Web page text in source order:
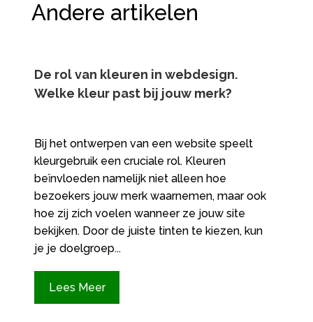
Andere artikelen
De rol van kleuren in webdesign.​
Welke kleur past bij jouw merk?
Bij het ontwerpen van een website speelt
kleurgebruik een cruciale rol.​ Kleuren
beïnvloeden namelijk niet alleen hoe
bezoekers jouw merk waarnemen, maar ook
hoe zij zich voelen wanneer ze jouw site
bekijken.​ Door de juiste tinten te kiezen, kun
je je doelgroep...
Lees Meer